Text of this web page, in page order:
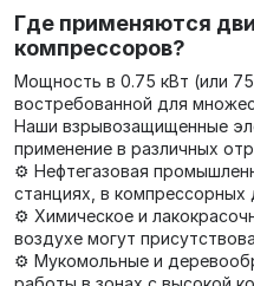
Где применяются
компрессоров?
Мощность в 0.75 кВт (или
востребованной для
Наши взрывозащищенные
применение в различных
⚙️ Нефтегазовая
станциях, в компрессорных
⚙️ Химическое и
воздухе могут
⚙️ Мукомольные и